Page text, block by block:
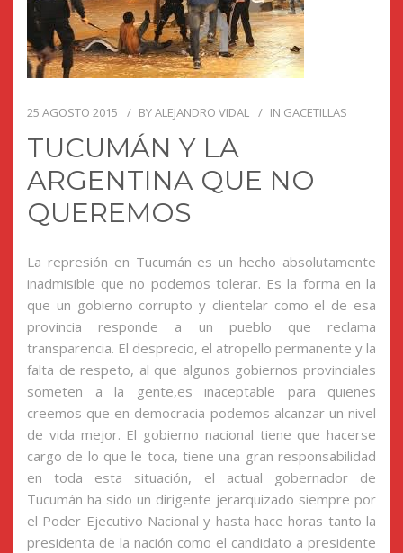
25 AGOSTO 2015 BYALEJANDRO VIDAL IN GACETILLAS
TUCUMÁN Y LA
ARGENTINA QUE NO
QUEREMOS
La represión en Tucumán es un hecho absolutamente
inadmisible que no podemos tolerar. Es la forma en la
que un gobierno corrupto y clientelar como el de esa
provincia responde a un pueblo que reclama
transparencia. El desprecio, el atropello permanente y la
falta de respeto, al que algunos gobiernos provinciales
someten a la gente,es inaceptable para quienes
creemos que en democracia podemos alcanzar un nivel
de vida mejor. El gobierno nacional tiene que hacerse
cargo de lo que le toca, tiene una gran responsabilidad
en toda esta situación, el actual gobernador de
Tucumán ha sido un dirigente jerarquizado siempre por
el Poder Ejecutivo Nacional y hasta hace horas tanto la
presidenta de la nación como el candidato a presidente